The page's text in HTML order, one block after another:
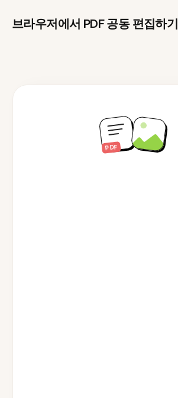
브라우저에서 PDF 공동 편집하기